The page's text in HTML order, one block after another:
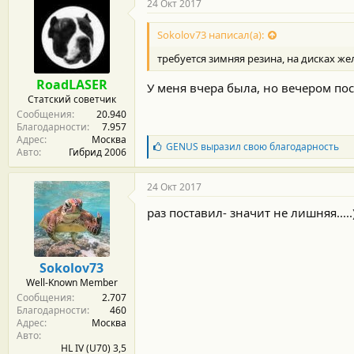
RoadLASER
Статский советчик
Сообщения
20.940
Благодарности
7.957
Адрес
Москва
Авто
Гибрид 2006
24 Окт 2017
Sokolov73 написал(а):
требуется зимняя резина, на дисках
У меня вчера была, но вечером
Б
л
а
г
о
д
а
GENUS выразил свою благодарность
Sokolov73
Well-Known Member
Сообщения
2.707
Благодарности
460
Адрес
Москва
Авто
HL IV (U70) 3,5
24 Окт 2017
раз поставил- значит не